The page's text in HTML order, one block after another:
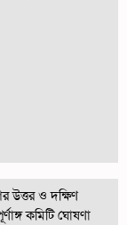
উত্তর ও দক্ষিণ
কমিটি ঘোষণা